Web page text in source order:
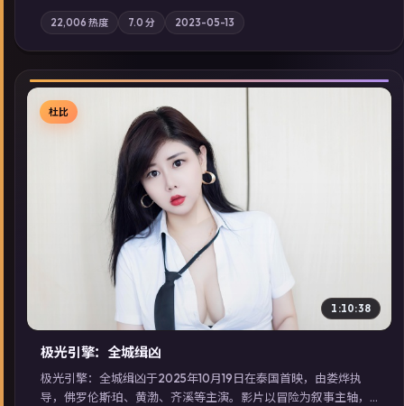
为叙事主轴，科技与人性的边界在实验事故后逐渐模糊；摄影与
配乐强化地域气质；站内亦可通过「国产免费观看高清电视剧在
线看」延展检索同类型高分佳作，畅享高清在线追剧体验。
22,006 热度 7.0 分 2023-05-13
▶
杜比
1:10:38
极光引擎：全城缉凶
极光引擎：全城缉凶于2025年10月19日在泰国首映，由娄烨执
导，佛罗伦斯·珀、黄渤、齐溪等主演。影片以冒险为叙事主轴，